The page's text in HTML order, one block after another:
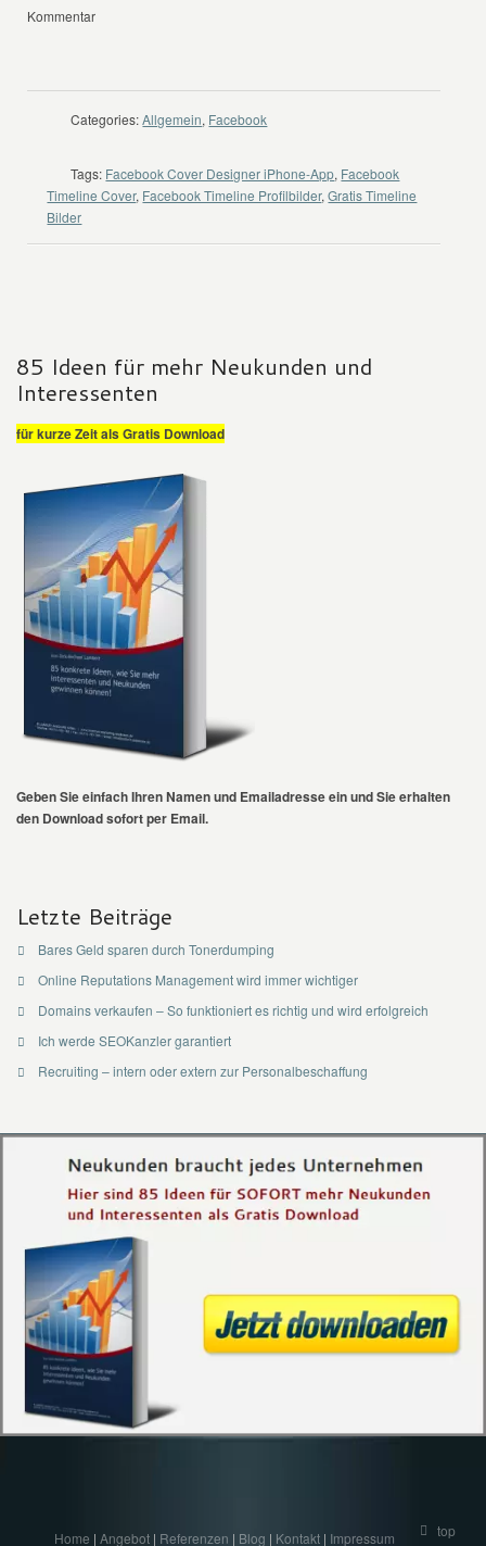
Kommentar
Categories: Allgemein, Facebook
Tags: Facebook Cover Designer iPhone-App, Facebook
Timeline Cover, Facebook Timeline Profilbilder,Gratis Timeline
Bilder
85 Ideen für mehr Neukunden und
Interessenten
für kurze Zeit als Gratis Download
Geben Sie einfach Ihren Namen und Emailadresse ein und Sie erhalten
den Download sofort per Email.
Letzte Beiträge
Bares Geld sparen durch Tonerdumping
Online Reputations Management wird immer wichtiger
Domains verkaufen – So funktioniert es richtig und wird erfolgreich
Ich werde SEOKanzler garantiert
Recruiting – intern oder extern zur Personalbeschaffung
top
Home |Angebot | Referenzen | Blog | Kontakt | Impressum